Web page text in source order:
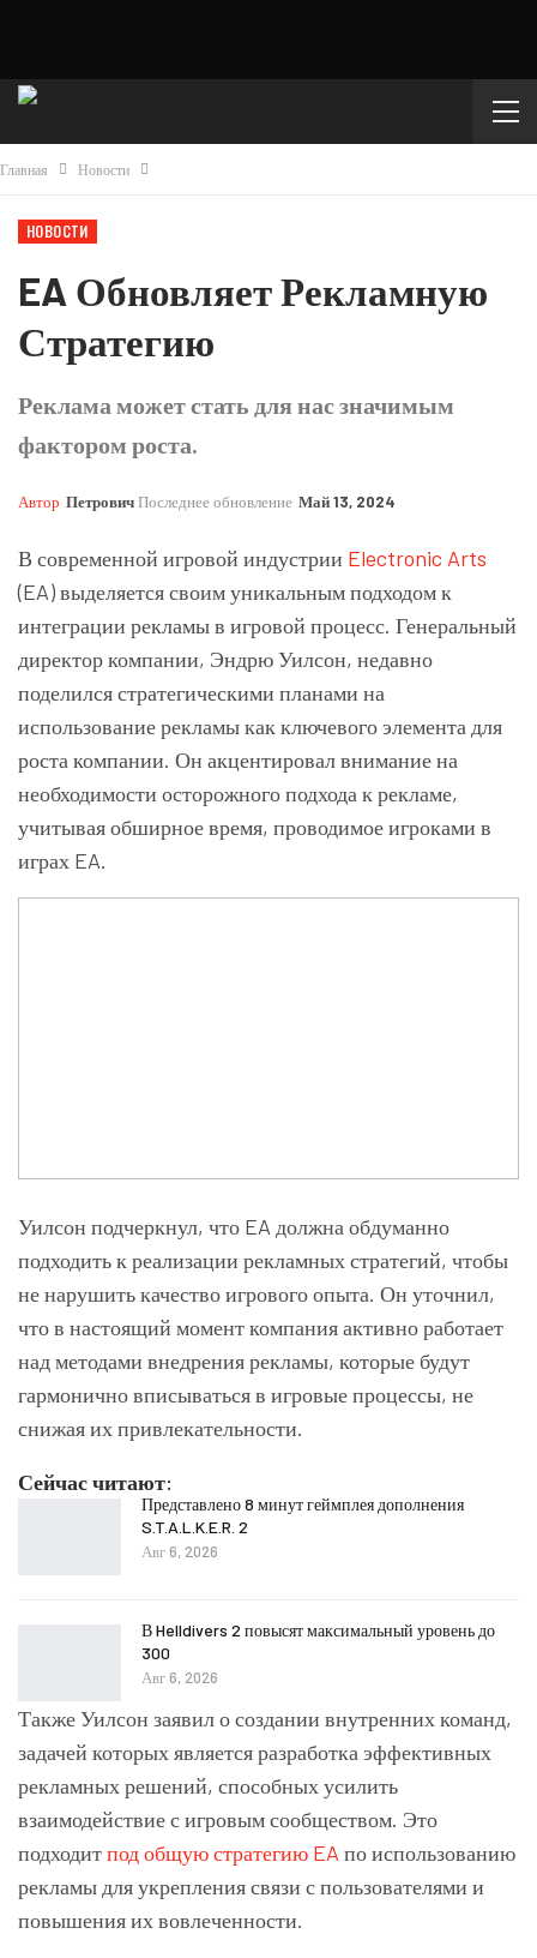
Главная Новости
НОВОСТИ
EA Обновляет Рекламную
Стратегию
Реклама может стать для нас значимым
фактором роста.
Автор ПетровичПоследнее обновление Май 13, 2024
В современной игровой индустрии Electronic Arts
(EA) выделяется своим уникальным подходом к
интеграции рекламы в игровой процесс. Генеральный
директор компании, Эндрю Уилсон, недавно
поделился стратегическими планами на
использование рекламы как ключевого элемента для
роста компании. Он акцентировал внимание на
необходимости осторожного подхода к рекламе,
учитывая обширное время, проводимое игроками в
играх EA.
Уилсон подчеркнул, что EA должна обдуманно
подходить к реализации рекламных стратегий, чтобы
не нарушить качество игрового опыта. Он уточнил,
что в настоящий момент компания активно работает
над методами внедрения рекламы, которые будут
гармонично вписываться в игровые процессы, не
снижая их привлекательности.
Сейчас читают:
Представлено 8 минут геймплея дополнения
S.T.A.L.K.E.R. 2
Авг 6, 2026
В Helldivers 2 повысят максимальный уровень до
300
Авг 6, 2026
Также Уилсон заявил о создании внутренних команд,
задачей которых является разработка эффективных
рекламных решений, способных усилить
взаимодействие с игровым сообществом. Это
подходитпод общую стратегию EA по использованию
рекламы для укрепления связи с пользователями и
повышения их вовлеченности.